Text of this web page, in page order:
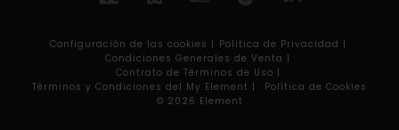
Configuración de las cookies | Política de Privacidad |
Condiciones Generales de Venta |
Contrato de Términos de Uso |
Términos y Condiciones del My Element |
Política de Cookies
© 2026 Element